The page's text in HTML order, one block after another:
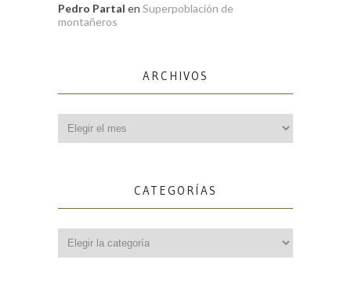
Pedro Partal en Superpoblación de
montañeros
ARCHIVOS
CATEGORÍAS